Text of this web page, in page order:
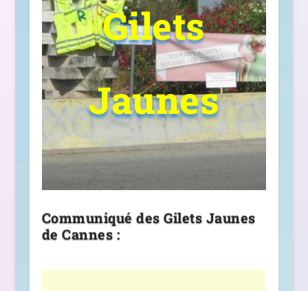
Gilets
Jaunes
Communiqué des Gilets Jaunes
de Cannes :